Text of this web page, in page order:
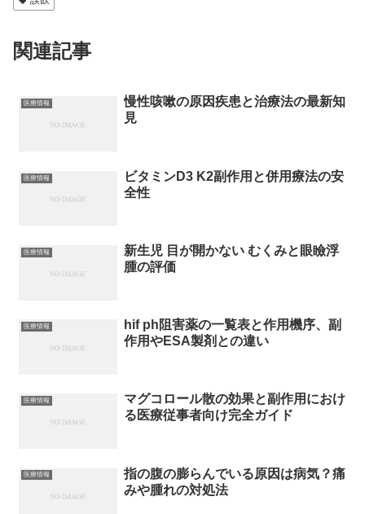
関連記事
医療情報
慢性咳嗽の原因疾患と治療法の最新知
見
医療情報
ビタミンD3 K2副作用と併用療法の安
全性
医療情報
新生児 目が開かない むくみと眼瞼浮
腫の評価
医療情報
hif ph阻害薬の一覧表と作用機序、副
作用やESA製剤との違い
医療情報
マグコロール散の効果と副作用におけ
る医療従事者向け完全ガイド
医療情報
指の腹の膨らんでいる原因は病気？痛
みや腫れの対処法